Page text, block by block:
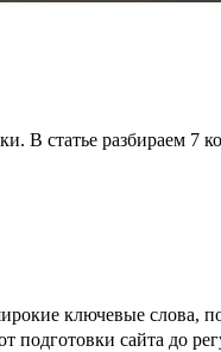
В статье разбираем 7
ключевые слова,
сайта до